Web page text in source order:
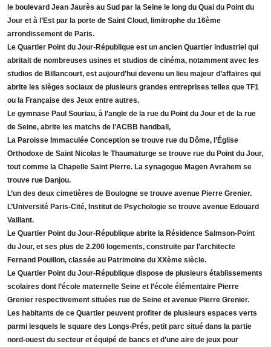
le boulevard Jean Jaurès au Sud par la Seine le long du Quai du Point du
Jour et à l’Est par la porte de Saint Cloud, limitrophe du 16ème
arrondissement de Paris.
Le Quartier Point du Jour-République est un ancien Quartier industriel qui
abritait de nombreuses usines et studios de cinéma, notamment avec les
studios de Billancourt, est aujourd’hui devenu un lieu majeur d’affaires qui
abrite les sièges sociaux de plusieurs grandes entreprises telles que TF1
ou la Française des Jeux entre autres.
Le gymnase Paul Souriau, à l’angle de la rue du Point du Jour et de la rue
de Seine, abrite les matchs de l’ACBB handball,
La Paroisse Immaculée Conception se trouve rue du Dôme, l’Église
Orthodoxe de Saint Nicolas le Thaumaturge se trouve rue du Point du Jour,
tout comme la Chapelle Saint Pierre. La synagogue Magen Avrahem se
trouve rue Danjou.
L’un des deux cimetières de Boulogne se trouve avenue Pierre Grenier.
L’Université Paris-Cité, Institut de Psychologie se trouve avenue Edouard
Vaillant.
Le Quartier Point du Jour-République abrite la Résidence Salmson-Point
du Jour, et ses plus de 2.200 logements, construite par l’architecte
Fernand Pouillon, classée au Patrimoine du XXème siècle.
Le Quartier Point du Jour-République dispose de plusieurs établissements
scolaires dont l’école maternelle Seine et l’école élémentaire Pierre
Grenier respectivement situées rue de Seine et avenue Pierre Grenier.
Les habitants de ce Quartier peuvent profiter de plusieurs espaces verts
parmi lesquels le square des Longs-Prés, petit parc situé dans la partie
nord-ouest du secteur et équipé de bancs et d’une aire de jeux pour